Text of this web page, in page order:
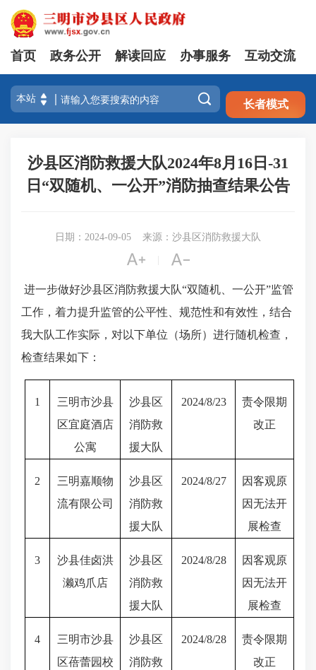
注册 登录
首页 政务公开 解读回应 办事服务 互动交流
 长者模式
沙县区消防救援大队2024年8月16日-31
日“双随机、一公开”消防抽查结果公告
日期：2024-09-05 来源：沙县区消防救援大队
 
进一步做好沙县区消防救援大队“双随机、一公开”监管
工作，着力提升监管的公平性、规范性和有效性，结合
我大队工作实际， 对以下单位（场所） 进行随机检查，
检查结果如下 ：
1
三明市沙县
区宜庭酒店
公寓
沙县区
消防救
援大队
2024/8/23
责令限期
改正
2
三明嘉顺物
流有限公司
沙县区
消防救
援大队
2024/8/27
因客观原
因无法开
展检查
3
沙县佳卤洪
濑鸡爪店
沙县区
消防救
援大队
2024/8/28
因客观原
因无法开
展检查
4
三明市沙县
区蓓蕾园校
沙县区
消防救
2024/8/28
责令限期
改正